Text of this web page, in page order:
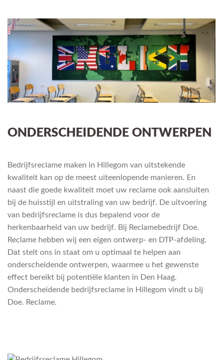
ONDERSCHEIDENDE ONTWERPEN
Bedrijfsreclame maken in Hillegom van uitstekende
kwaliteit kan op de meest uiteenlopende manieren. En
naast die goede kwaliteit moet uw reclame ook aansluiten
bij de huisstijl en uitstraling van uw bedrijf. De uitvoering
van bedrijfsreclame is dus bepalend voor de
herkenbaarheid van uw bedrijf. Bij Reclamebedrijf Doe.
Reclame hebben wij een eigen ontwerp- en DTP-afdeling.
Dat stelt ons in staat om u optimaal te helpen aan
onderscheidende ontwerpen, waarmee u het gewenste
effect bereikt bij potentiële klanten in Den Haag.
Onderscheidende bedrijfsreclame in Hillegom vindt u bij
Doe. Reclame.